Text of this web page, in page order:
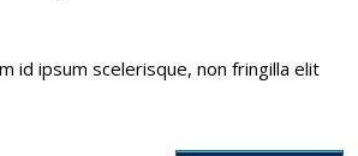
id ipsum scelerisque, non fringilla elit